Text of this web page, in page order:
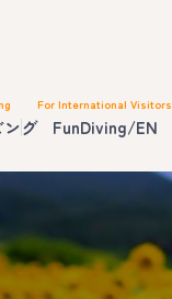
ング
For International Visitors
FunDiving/EN